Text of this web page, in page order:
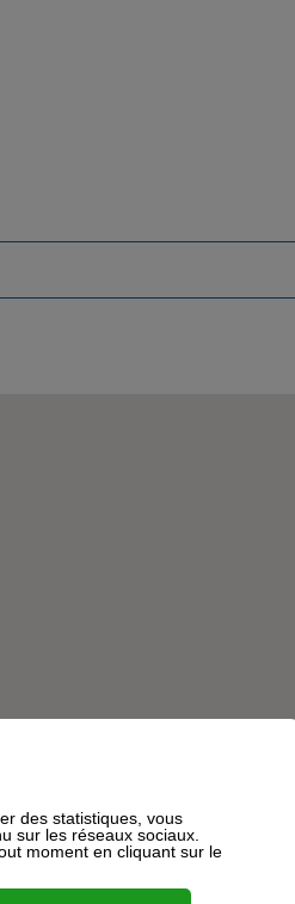
des statistiques, vous
sur les réseaux sociaux.
moment en cliquant sur le